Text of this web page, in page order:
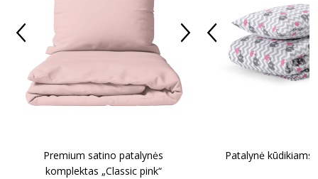
Premium satino patalynės
komplektas „Classic pink“
Patalynė kūdikiams